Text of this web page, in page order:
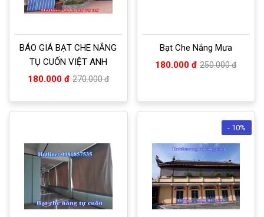
BÁO GIÁ BẠT CHE NẮNG
TỤ CUỐN VIỆT ANH
180.000 đ 270.000 đ
Bạt Che Nắng Mưa
180.000 đ 250.000 đ
- 10%